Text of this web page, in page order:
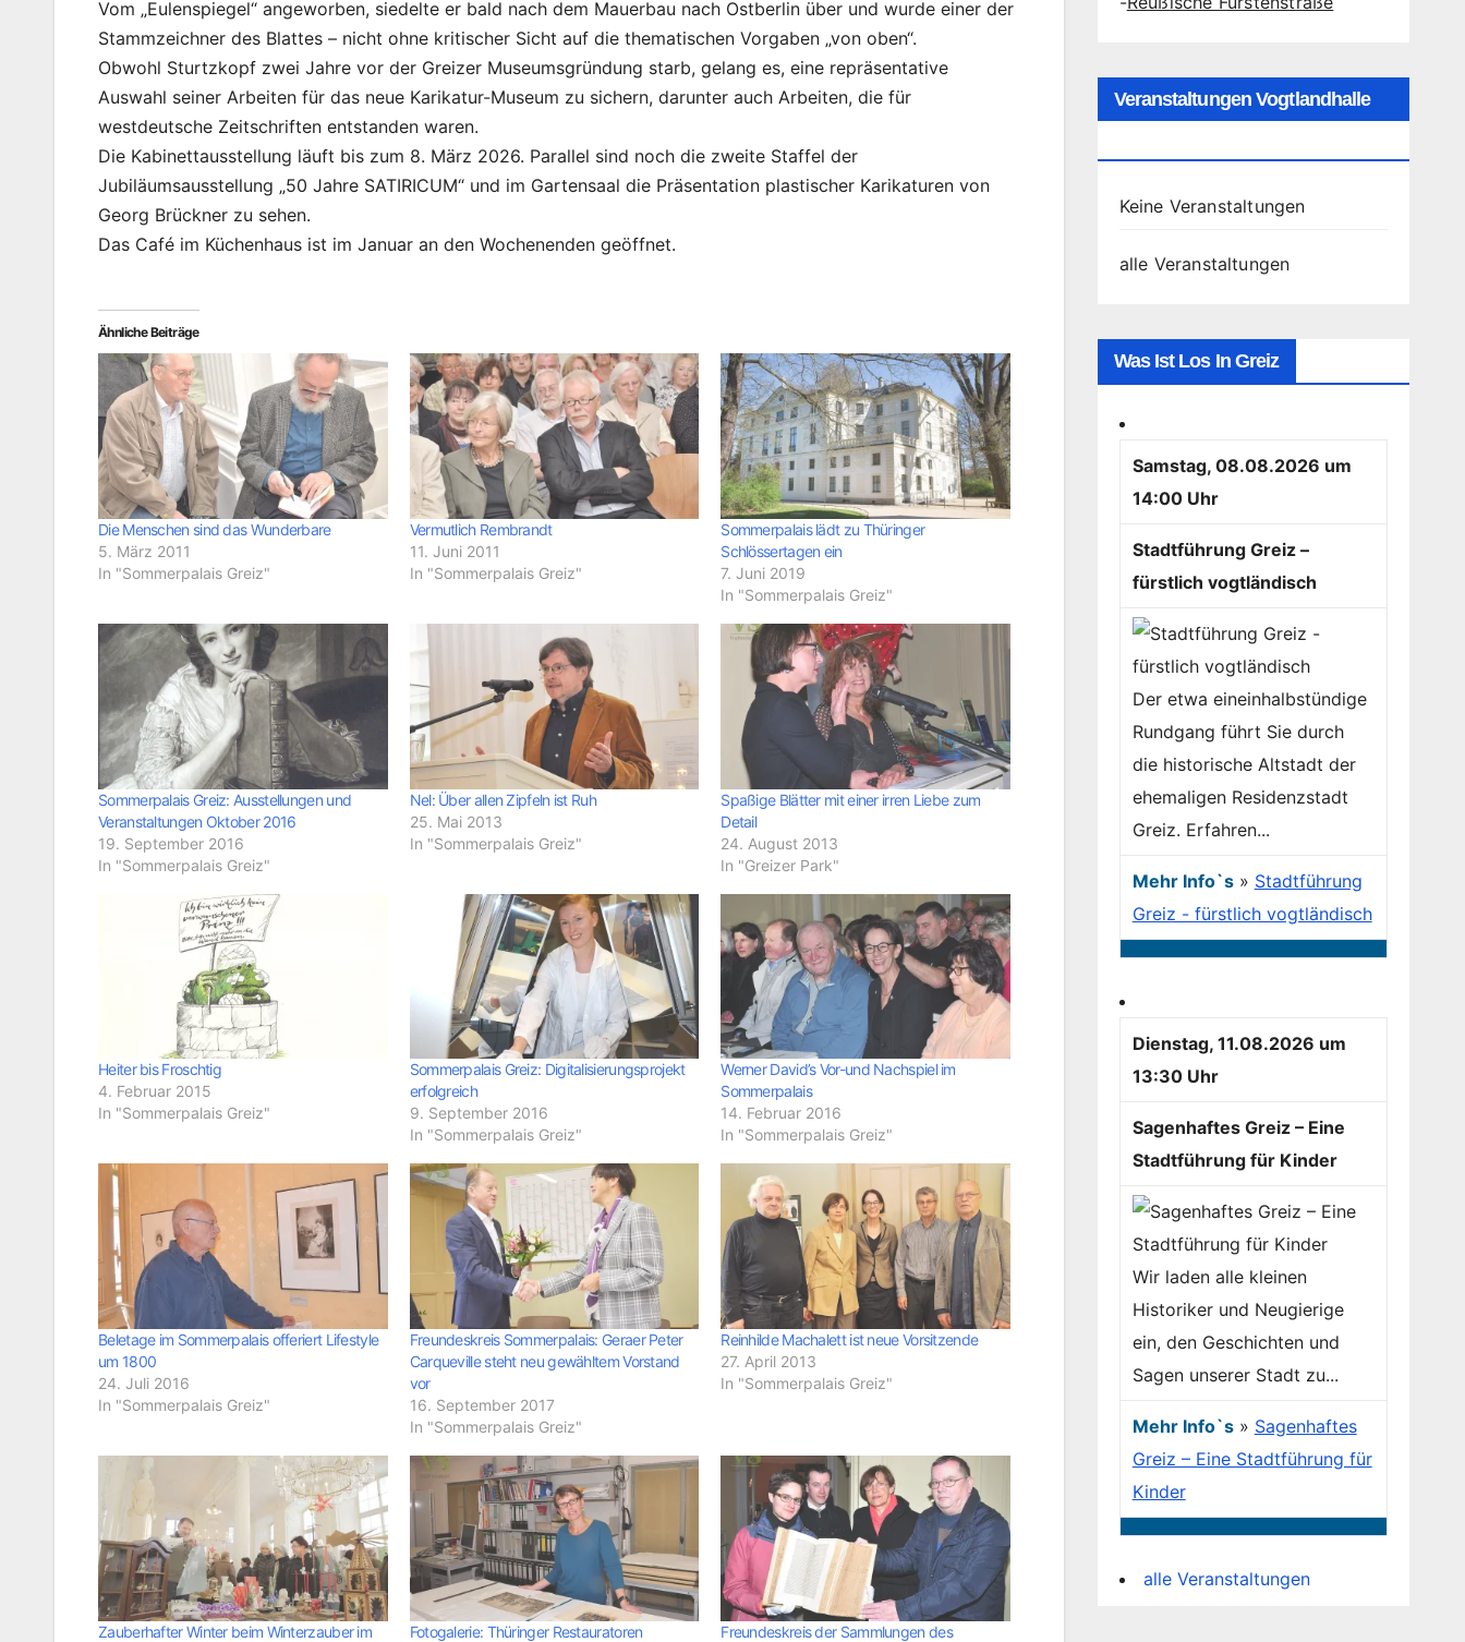
Vom „Eulenspiegel“ angeworben, siedelte er bald nach dem Mauerbau nach Ostberlin über und wurde einer der
Stammzeichner des Blattes – nicht ohne kritischer Sicht auf die thematischen Vorgaben „von oben“.
Obwohl Sturtzkopf zwei Jahre vor der Greizer Museumsgründung starb, gelang es, eine repräsentative
Auswahl seiner Arbeiten für das neue Karikatur-Museum zu sichern, darunter auch Arbeiten, die für
westdeutsche Zeitschriften entstanden waren.
Die Kabinettausstellung läuft bis zum 8. März 2026. Parallel sind noch die zweite Staffel der
Jubiläumsausstellung „50 Jahre SATIRICUM“ und im Gartensaal die Präsentation plastischer Karikaturen von
Georg Brückner zu sehen.
Das Café im Küchenhaus ist im Januar an den Wochenenden geöffnet.
Ähnliche Beiträge
Die Menschen sind das Wunderbare
5. März 2011
In "Sommerpalais Greiz"
Vermutlich Rembrandt
11. Juni 2011
In "Sommerpalais Greiz"
Sommerpalais lädt zu Thüringer
Schlössertagen ein
7. Juni 2019
In "Sommerpalais Greiz"
Sommerpalais Greiz: Ausstellungen und
Veranstaltungen Oktober 2016
19. September 2016
In "Sommerpalais Greiz"
Nel: Über allen Zipfeln ist Ruh
25. Mai 2013
In "Sommerpalais Greiz"
Spaßige Blätter mit einer irren Liebe zum
Detail
24. August 2013
In "Greizer Park"
Heiter bis Froschtig
4. Februar 2015
In "Sommerpalais Greiz"
Sommerpalais Greiz: Digitalisierungsprojekt
erfolgreich
9. September 2016
In "Sommerpalais Greiz"
Werner David’s Vor-und Nachspiel im
Sommerpalais
14. Februar 2016
In "Sommerpalais Greiz"
Beletage im Sommerpalais offeriert Lifestyle
um 1800
24. Juli 2016
In "Sommerpalais Greiz"
Freundeskreis Sommerpalais: Geraer Peter
Carqueville steht neu gewähltem Vorstand
vor
16. September 2017
In "Sommerpalais Greiz"
Reinhilde Machalett ist neue Vorsitzende
27. April 2013
In "Sommerpalais Greiz"
Zauberhafter Winter beim Winterzauber im
Fotogalerie: Thüringer Restauratoren
Freundeskreis der Sammlungen des
Veranstaltungen Vogtlandhalle
Keine Veranstaltungen
alle Veranstaltungen
Was Ist Los In Greiz
Samstag, 08.08.2026 um
14:00 Uhr
Stadtführung Greiz –
fürstlich vogtländisch
Der etwa eineinhalbstündige
Rundgang führt Sie durch
die historische Altstadt der
ehemaligen Residenzstadt
Greiz. Erfahren...
Mehr Info`s» Stadtführung
Greiz - fürstlich vogtländisch
Dienstag, 11.08.2026 um
13:30 Uhr
Sagenhaftes Greiz – Eine
Stadtführung für Kinder
Wir laden alle kleinen
Historiker und Neugierige
ein, den Geschichten und
Sagen unserer Stadt zu...
Mehr Info`s» Sagenhaftes
Greiz – Eine Stadtführung für
Kinder
alle Veranstaltungen